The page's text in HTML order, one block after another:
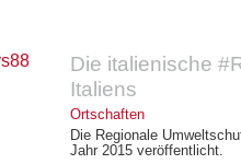
Die italienische
Italiens
Ortschaften
Die Regionale
Jahr 2015 veröffentlicht.